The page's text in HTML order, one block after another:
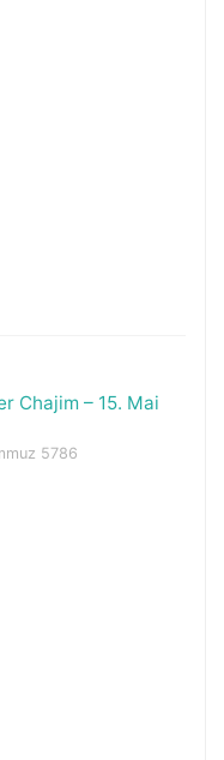
Chajim – 15. Mai
5786